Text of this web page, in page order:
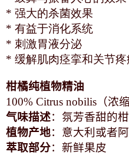
* 强大的杀菌效果
* 有益于消化系统
* 刺激胃液分泌
* 缓解肌肉痉挛和关节疼
柑橘纯植物精油
100% Citrus nobilis （浓
气味描述：氛芳香甜的
植物产地：意大利或者
萃取部分：新鲜果皮